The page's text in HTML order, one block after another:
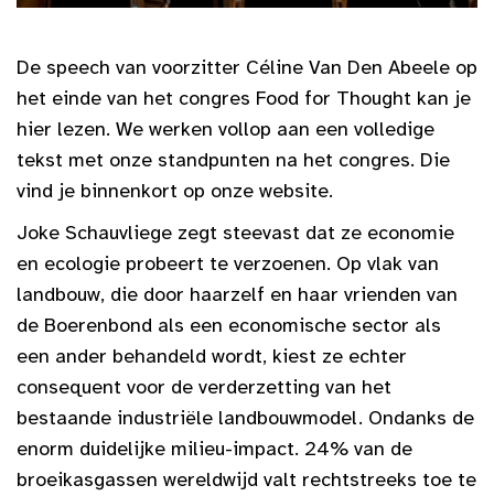
De speech van voorzitter Céline Van Den Abeele op
het einde van het congres Food for Thought kan je
hier lezen. We werken vollop aan een volledige
tekst met onze standpunten na het congres. Die
vind je binnenkort op onze website.
Joke Schauvliege zegt steevast dat ze economie
en ecologie probeert te verzoenen. Op vlak van
landbouw, die door haarzelf en haar vrienden van
de Boerenbond als een economische sector als
een ander behandeld wordt, kiest ze echter
consequent voor de verderzetting van het
bestaande industriële landbouwmodel. Ondanks de
enorm duidelijke milieu-impact. 24% van de
broeikasgassen wereldwijd valt rechtstreeks toe te